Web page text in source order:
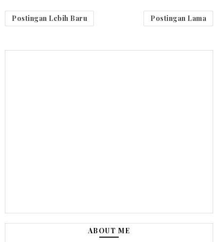
Postingan Lebih Baru Postingan Lama
ABOUT ME